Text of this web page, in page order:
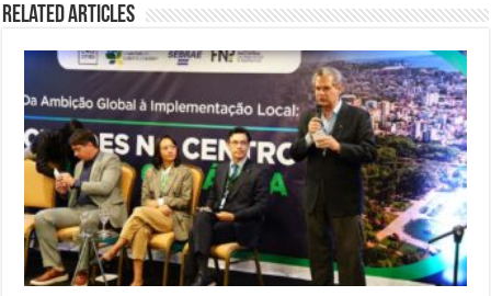
Related Articles